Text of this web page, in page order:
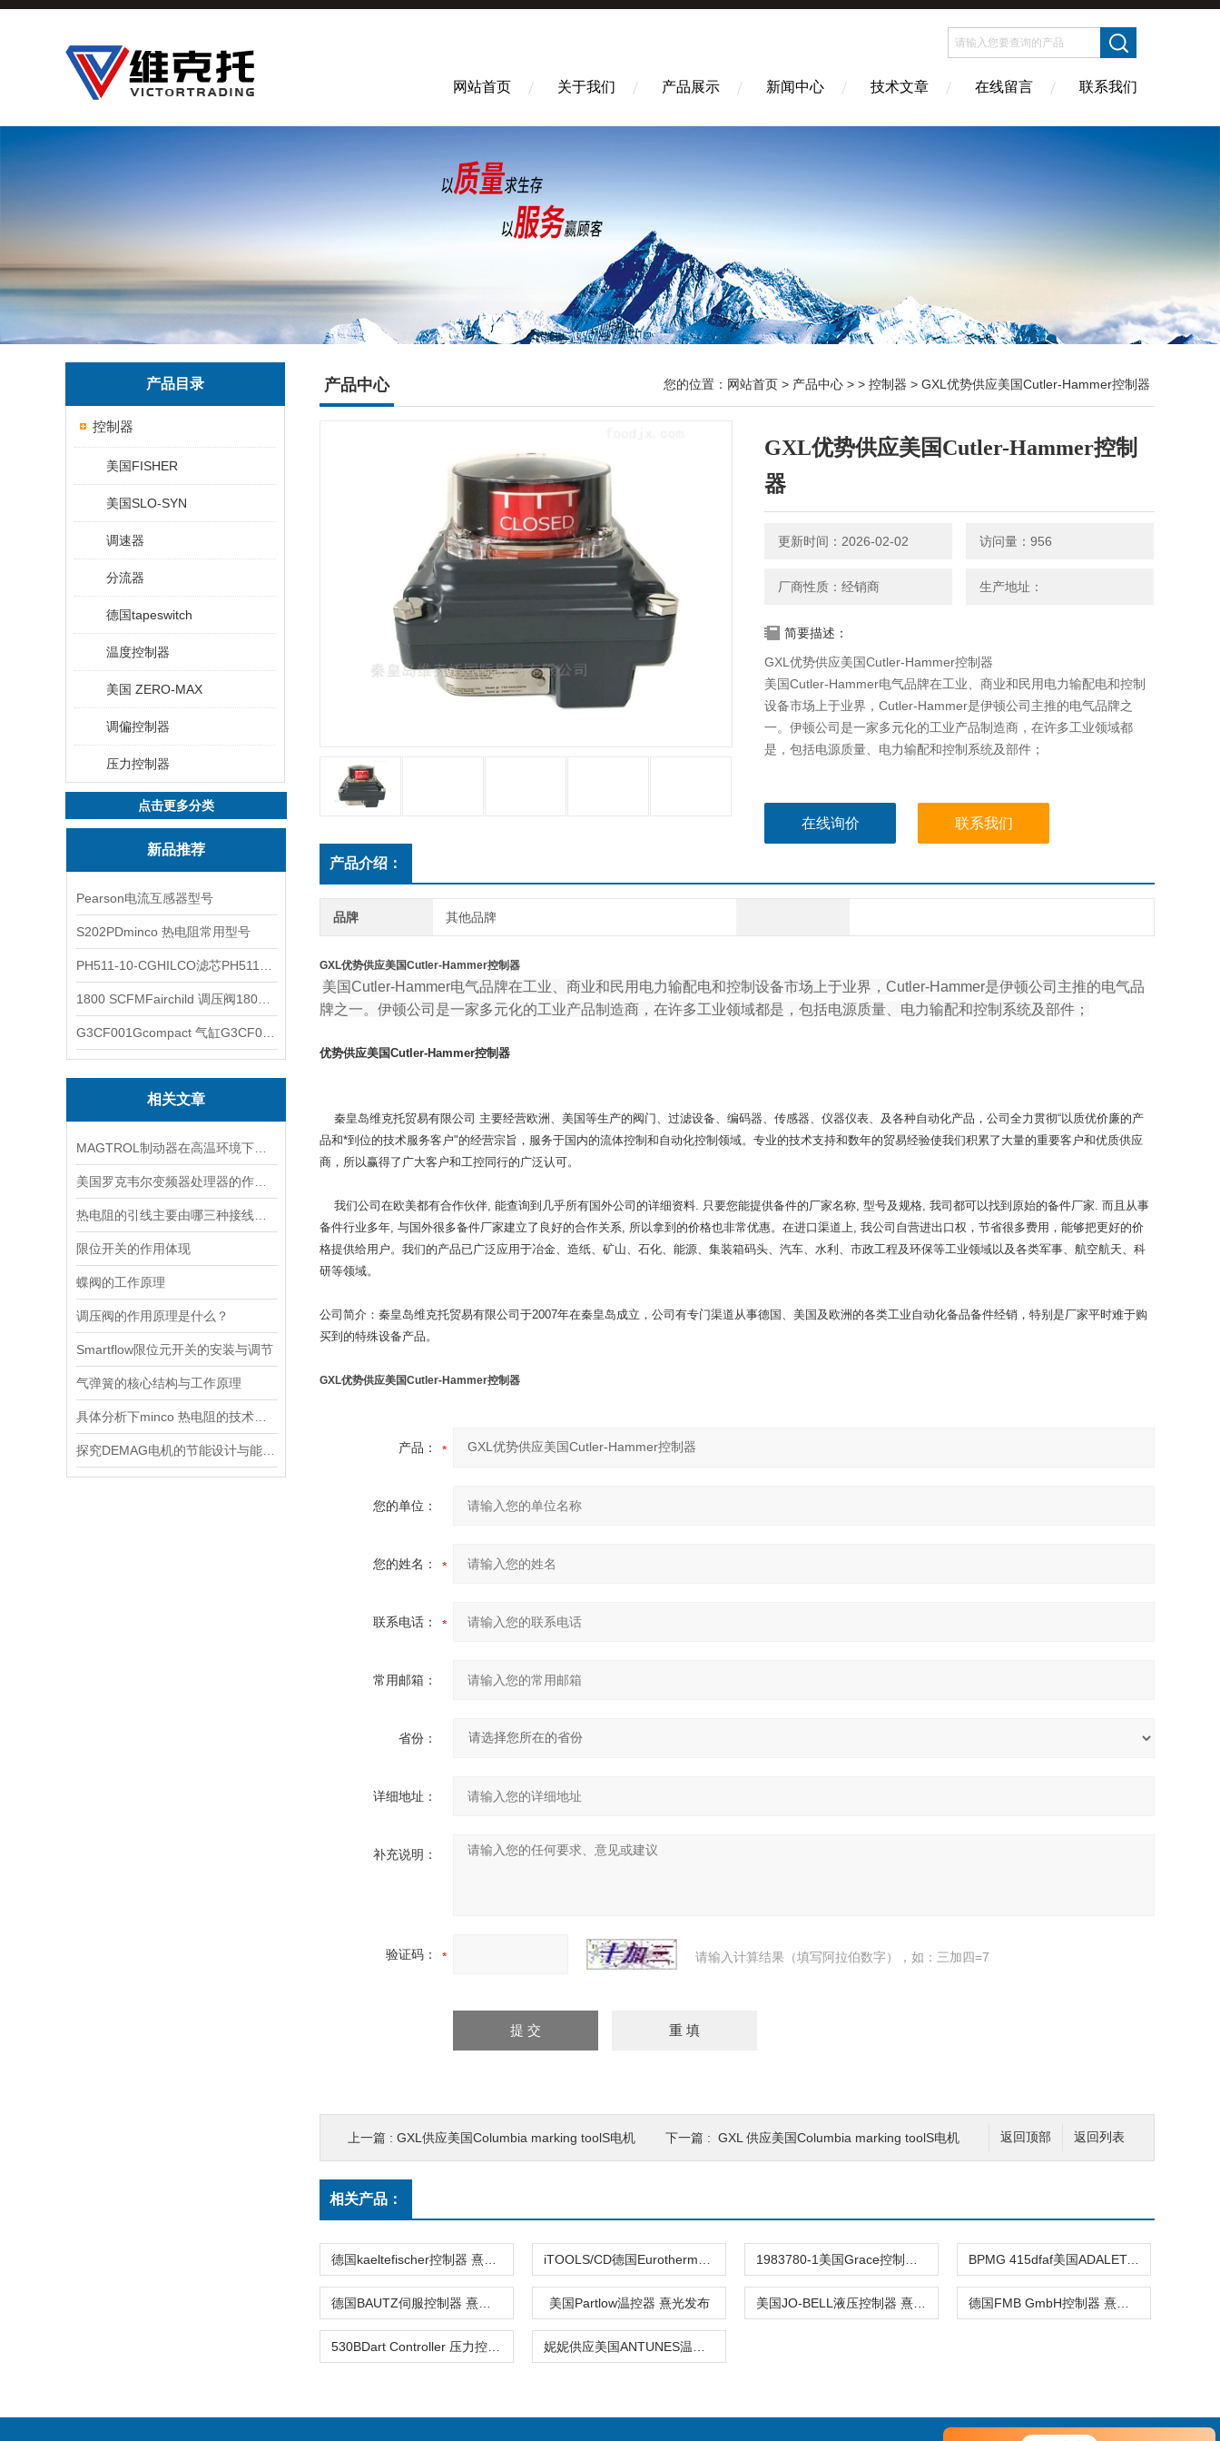
网站首页 关于我们 产品展示 新闻中心 技术文章 在线留言 联系我们
产品目录
控制器
美国FISHER
美国SLO-SYN
调速器
分流器
德国tapeswitch
温度控制器
美国 ZERO-MAX
调偏控制器
压力控制器
点击更多分类
新品推荐
Pearson电流互感器型号
S202PDminco 热电阻常用型号
相关文章
限位开关的作用体现
蝶阀的工作原理
调压阀的作用原理是什么？
Smartflow限位元开关的安装与调节
气弹簧的核心结构与工作原理
产品中心 您的位置： 网站首页 > 产品中心 > > 控制器 > GXL优势供应美国Cutler-Hammer控制器
GXL优势供应美国Cutler-Hammer控制
器
更新时间：2026-02-02 访问量：956
厂商性质：经销商 生产地址：
简要描述：
GXL优势供应美国Cutler-Hammer控制器
美国Cutler-Hammer电气品牌在工业、商业和民用电力输配电和控制
设备市场上于业界，Cutler-Hammer是伊顿公司主推的电气品牌之
一。伊顿公司是一家多元化的工业产品制造商，在许多工业领域都
是，包括电源质量、电力输配和控制系统及部件；
在线询价 联系我们
产品介绍：
品牌 其他品牌
GXL优势供应美国Cutler-Hammer控制器
美国Cutler-Hammer电气品牌在工业、商业和民用电力输配电和控制设备市场上于业界，Cutler-Hammer是伊顿公司主推的电气品
牌之一。伊顿公司是一家多元化的工业产品制造商，在许多工业领域都是，包括电源质量、电力输配和控制系统及部件；
优势供应美国Cutler-Hammer控制器
秦皇岛维克托贸易有限公司 主要经营欧洲、美国等生产的阀门、过滤设备、编码器、传感器、仪器仪表、及各种自动化产品，公司全力贯彻“以质优价廉的产
品和*到位的技术服务客户"的经营宗旨，服务于国内的流体控制和自动化控制领域。专业的技术支持和数年的贸易经验使我们积累了大量的重要客户和优质供应
商，所以赢得了广大客户和工控同行的广泛认可。
我们公司在欧美都有合作伙伴, 能查询到几乎所有国外公司的详细资料. 只要您能提供备件的厂家名称, 型号及规格, 我司都可以找到原始的备件厂家. 而且从事
备件行业多年, 与国外很多备件厂家建立了良好的合作关系, 所以拿到的价格也非常优惠。在进口渠道上, 我公司自营进出口权，节省很多费用，能够把更好的价
格提供给用户。我们的产品已广泛应用于冶金、造纸、矿山、石化、能源、集装箱码头、汽车、水利、市政工程及环保等工业领域以及各类军事、航空航天、科
研等领域。
公司简介：秦皇岛维克托贸易有限公司于2007年在秦皇岛成立，公司有专门渠道从事德国、美国及欧洲的各类工业自动化备品备件经销，特别是厂家平时难于购
买到的特殊设备产品。
GXL优势供应美国Cutler-Hammer控制器
产品：
您的单位：
您的姓名：
联系电话：
常用邮箱：
省份：
详细地址：
补充说明：
验证码： 请输入计算结果（填写阿拉伯数字），如：三加四=7
返回列表
返回顶部
上一篇 : GXL供应美国Columbia marking toolS电机 下一篇 : GXL 供应美国Columbia marking toolS电机
相关产品：
BPMG 415dfaf美国ADALET-PLM控制器 熹光发布
美国Partlow温控器 熹光发布